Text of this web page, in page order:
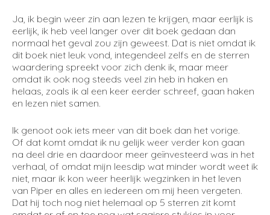
Ja, ik begin weer zin aan lezen te krijgen, maar eerlijk is
eerlijk, ik heb veel langer over dit boek gedaan dan
normaal het geval zou zijn geweest. Dat is niet omdat ik
dit boek niet leuk vond, integendeel zelfs en de sterren
waardering spreekt voor zich denk ik, maar meer
omdat ik ook nog steeds veel zin heb in haken en
helaas, zoals ik al een keer eerder schreef, gaan haken
en lezen niet samen.
Ik genoot ook iets meer van dit boek dan het vorige.
Of dat komt omdat ik nu gelijk weer verder kon gaan
na deel drie en daardoor meer geïnvesteerd was in het
verhaal, of omdat mijn leesdip wat minder wordt weet ik
niet, maar ik kon weer heerlijk wegzinken in het leven
van Piper en alles en iedereen om mij heen vergeten.
Dat hij toch nog niet helemaal op 5 sterren zit komt